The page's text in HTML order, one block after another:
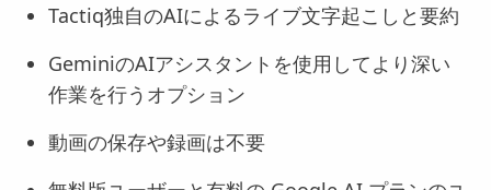
Tactiq独自のAIによるライブ文字起こしと要約
GeminiのAIアシスタントを使用してより深い
作業を行うオプション
動画の保存や録画は不要